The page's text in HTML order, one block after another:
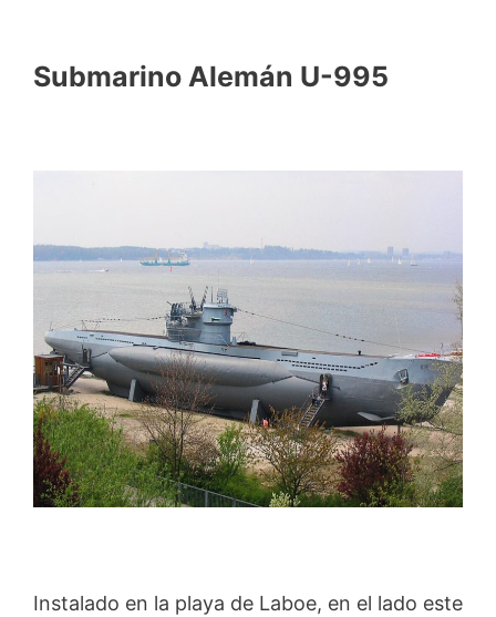
Submarino Alemán U-995
Instalado en la playa de Laboe, en el lado este